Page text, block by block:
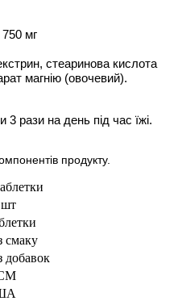
мг
стеаринова кислота
магнію (овочевий).
рази на день під час їжі.
продукту.
смаку
добавок